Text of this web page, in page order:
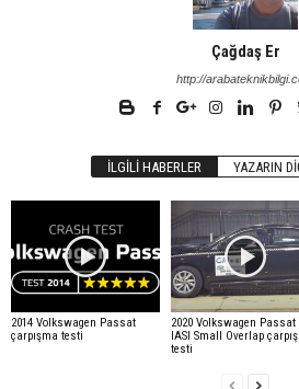
Çağdaş Er
http://
İLGILI HABERLER YAZARIN
2014 Volkswagen Passat
çarpışma testi
2020 Volkswagen Passat
IASI Small Overlap
testi